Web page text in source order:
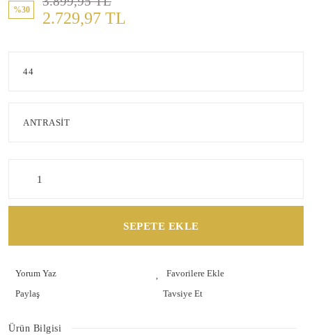
%30 2.729,97 TL
SEPETE EKLE
Yorum Yaz
Paylaş
Tavsiye Et
Ürün Bilgisi